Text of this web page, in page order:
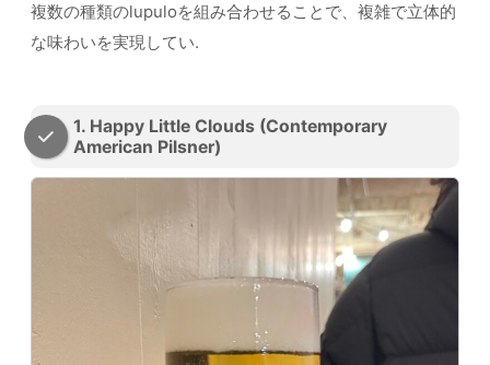
複数の種類のlupuloを組み合わせることで、複雑で立体的
な味わいを実現してい.
1. Happy Little Clouds (Contemporary
American Pilsner)